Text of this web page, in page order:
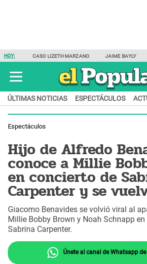
HOY: CASO LIZETH MARZANO JAIME BAYLY
ÚLTIMAS NOTICIAS ESPECTÁCULOS
Espectáculos
Hijo de Alfredo
conoce a Millie
en concierto de
Carpenter y se
Giacomo Benavides se volvió viral al
Millie Bobby Brown y Noah Schnapp
Sabrina Carpenter.
Únete al canal de Whatsapp